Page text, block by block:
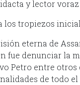
y lector
los tropiezos
eterna de
fue denunciar la
Petro entre
de todo